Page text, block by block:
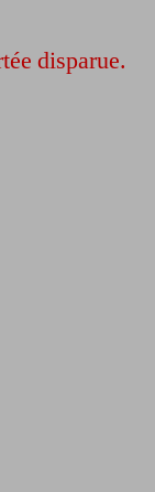
disparue.